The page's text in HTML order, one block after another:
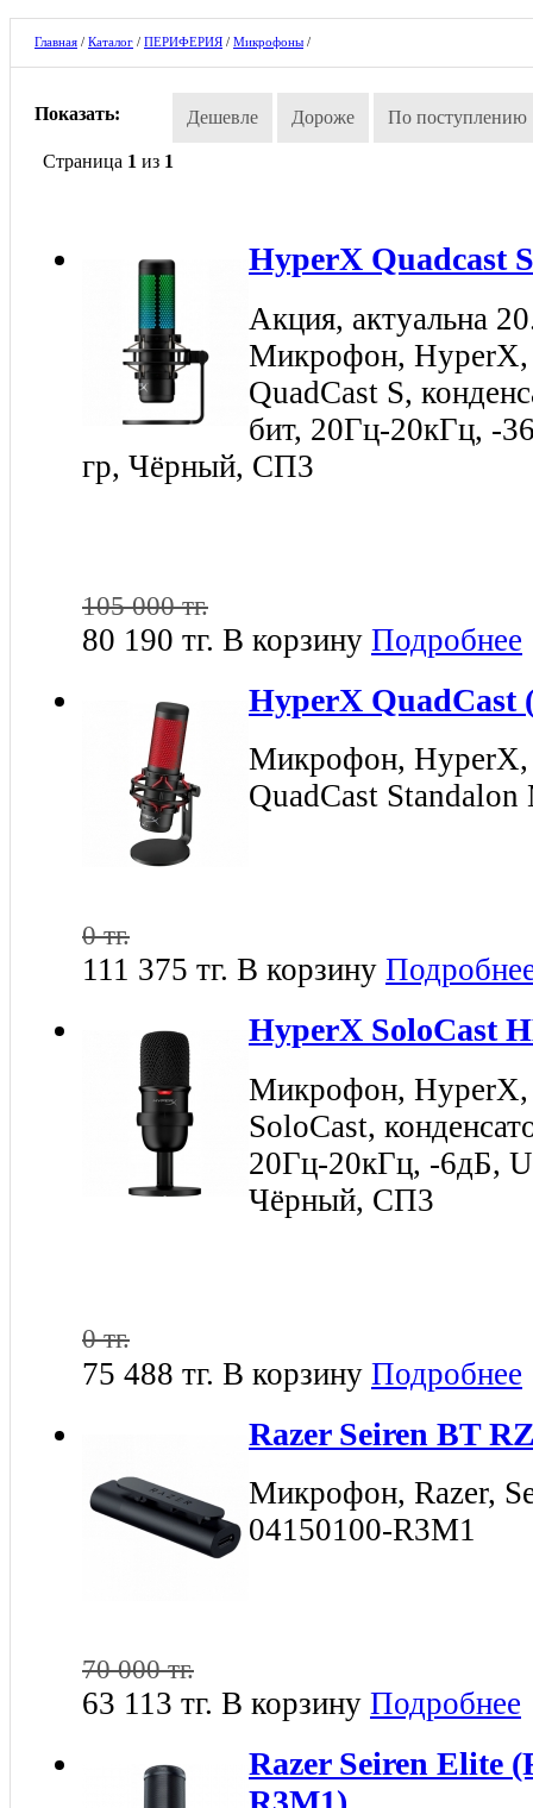
Главная / Каталог / ПЕРИФЕРИЯ / Микрофоны /
Показать: Дешевле Дороже По поступлению
Страница 1 из 1
HyperX Quadcast
Акция, актуальна
Микрофон,
QuadCast S,
бит, 20Гц-20кГц, -
гр, Чёрный, СП3
105 000 тг.
80 190 тг. В корзину Подробнее
HyperX
Микрофон,
QuadCast
0 тг.
111 375 тг. В корзину
HyperX SoloCast
Микрофон,
SoloCast,
20Гц-20кГц, -6дБ,
Чёрный, СП3
0 тг.
75 488 тг. В корзину Подробнее
Razer Seiren BT
Микрофон, Razer,
04150100-R3M1
70 000 тг.
63 113 тг. В корзину Подробнее
Razer Seiren Elite